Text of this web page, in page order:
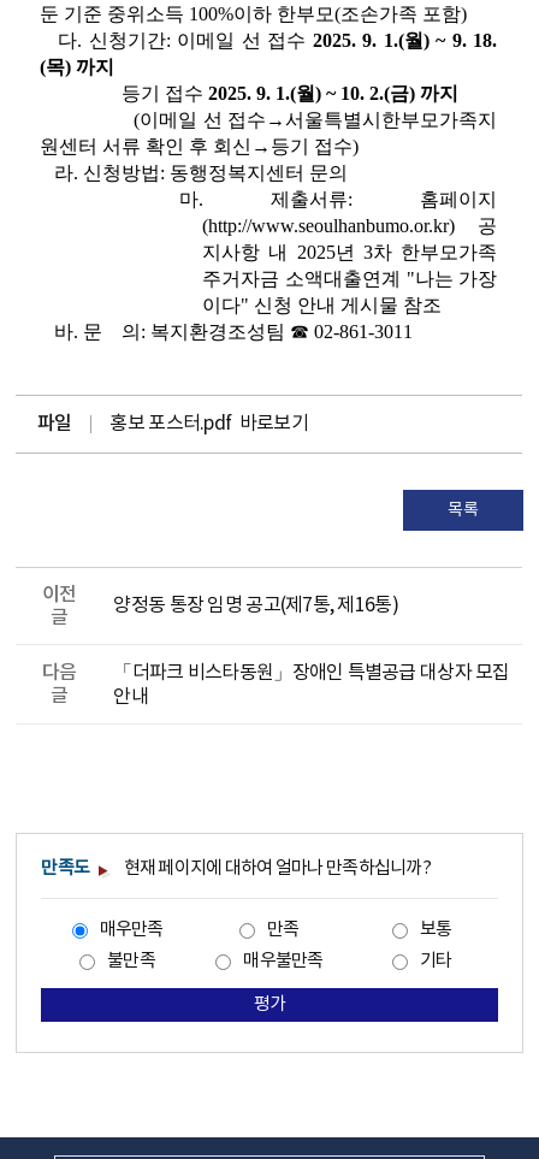
둔 기준 중위소득 100%이하 한부모(조손가족 포함)
다. 신청기간: 이메일 선 접수 2025. 9. 1.(월) ~ 9. 18.
(목) 까지
등기 접수2025. 9. 1.(월) ~ 10. 2.(금) 까지
(이메일 선 접수→서울특별시한부모가족지
원센터 서류 확인 후 회신→등기 접수)
라. 신청방법: 동행정복지센터 문의
마. 제출서류: 홈페이지
(http://www.seoulhanbumo.or.kr) 공
지사항 내 2025년 3차 한부모가족
주거자금 소액대출연계 "나는 가장
이다" 신청 안내 게시물 참조
바. 문 의: 복지환경조성팀 ☎ 02-861-3011
파일 홍보 포스터.pdf 바로보기
목록
이전
글
양정동 통장 임명 공고(제7통, 제16통)
다음
글
「더파크 비스타동원」장애인 특별공급 대상자 모집
안내
만족도 현재 페이지에 대하여 얼마나 만족하십니까?
매우만족 만족
보통
불만족
매우불만족 기타
평가